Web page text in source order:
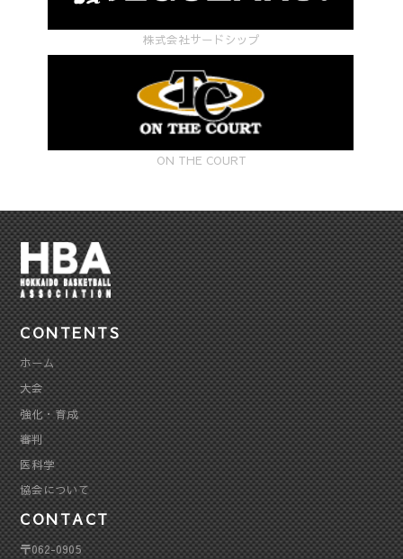
株式会社サードシップ
ON THE COURT
CONTENTS
ホーム
大会
強化・育成
審判
医科学
協会について
CONTACT
〒062-0905